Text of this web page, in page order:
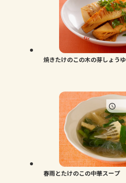
焼きたけのこの木の芽しょうゆ
春雨とたけのこの中華スープ